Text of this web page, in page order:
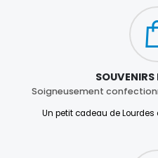
SOUVENIRS
Soigneusement
Un petit cadeau de